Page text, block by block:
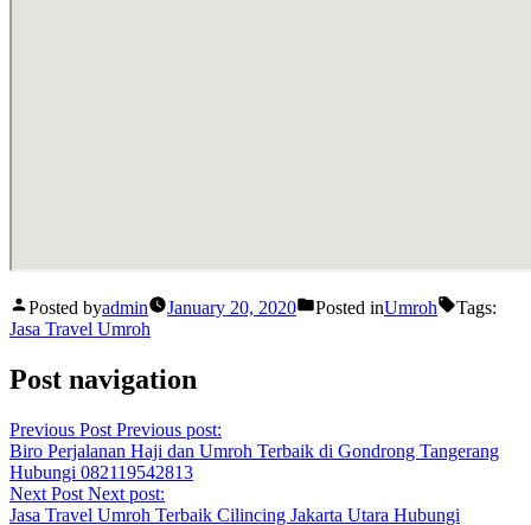
Posted byadmin January 20, 2020 Posted inUmroh
Tags:
Jasa Travel Umroh
Post navigation
Previous Post Previous post:
Biro Perjalanan Haji dan Umroh Terbaik di Gondrong Tangerang
Hubungi 082119542813
Next Post Next post:
Jasa Travel Umroh Terbaik Cilincing Jakarta Utara Hubungi